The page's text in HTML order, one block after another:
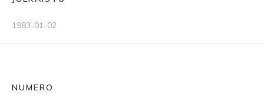
1983-01-02
NUMERO